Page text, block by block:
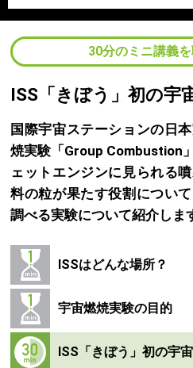
30分のミニ講義
ISS「きぼう」初の宇
国際宇宙ステーションの日
焼実験「Group Combustion
ェットエンジンに見られる
料の粒が果たす役割につい
調べる実験について紹介しま
ISSはどんな場所？
宇宙燃焼実験の目的
ISS「きぼう」初の宇